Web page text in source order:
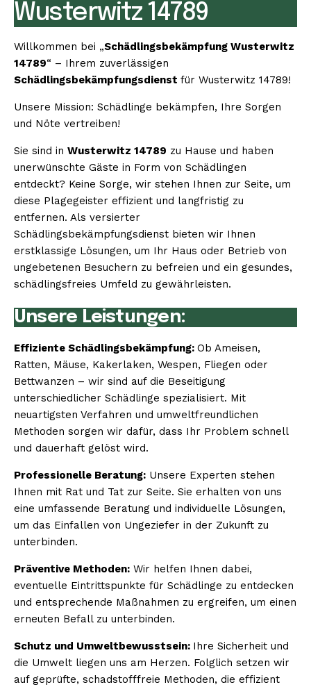
Wusterwitz 14789
Willkommen bei „Schädlingsbekämpfung Wusterwitz
14789“ – Ihrem zuverlässigen
Schädlingsbekämpfungsdienst für Wusterwitz 14789!
Unsere Mission: Schädlinge bekämpfen, Ihre Sorgen
und Nöte vertreiben!
Sie sind in Wusterwitz 14789 zu Hause und haben
unerwünschte Gäste in Form von Schädlingen
entdeckt? Keine Sorge, wir stehen Ihnen zur Seite, um
diese Plagegeister effizient und langfristig zu
entfernen. Als versierter
Schädlingsbekämpfungsdienst bieten wir Ihnen
erstklassige Lösungen, um Ihr Haus oder Betrieb von
ungebetenen Besuchern zu befreien und ein gesundes,
schädlingsfreies Umfeld zu gewährleisten.
Unsere Leistungen:
Effiziente Schädlingsbekämpfung: Ob Ameisen,
Ratten, Mäuse, Kakerlaken, Wespen, Fliegen oder
Bettwanzen – wir sind auf die Beseitigung
unterschiedlicher Schädlinge spezialisiert. Mit
neuartigsten Verfahren und umweltfreundlichen
Methoden sorgen wir dafür, dass Ihr Problem schnell
und dauerhaft gelöst wird.
Professionelle Beratung: Unsere Experten stehen
Ihnen mit Rat und Tat zur Seite. Sie erhalten von uns
eine umfassende Beratung und individuelle Lösungen,
um das Einfallen von Ungeziefer in der Zukunft zu
unterbinden.
Präventive Methoden: Wir helfen Ihnen dabei,
eventuelle Eintrittspunkte für Schädlinge zu entdecken
und entsprechende Maßnahmen zu ergreifen, um einen
erneuten Befall zu unterbinden.
Schutz und Umweltbewusstsein: Ihre Sicherheit und
die Umwelt liegen uns am Herzen. Folglich setzen wir
auf geprüfte, schadstofffreie Methoden, die effizient